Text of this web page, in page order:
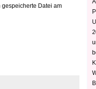
Datei am